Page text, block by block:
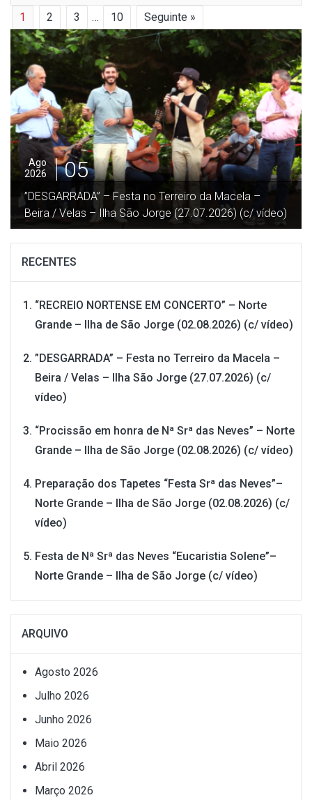
1 2 3 … 10 Seguinte »
Ago
2026
04
“Procissão em honra de Nª Srª das Neves” – Norte
Grande – Ilha de São Jorge (02.08.2026) (c/ vídeo)
RECENTES
“RECREIO NORTENSE EM CONCERTO” – Norte
Grande – Ilha de São Jorge (02.08.2026) (c/ vídeo)
”DESGARRADA” – Festa no Terreiro da Macela –
Beira / Velas – Ilha São Jorge (27.07.2026) (c/
vídeo)
“Procissão em honra de Nª Srª das Neves” – Norte
Grande – Ilha de São Jorge (02.08.2026) (c/ vídeo)
Preparação dos Tapetes “Festa Srª das Neves”–
Norte Grande – Ilha de São Jorge (02.08.2026) (c/
vídeo)
Festa de Nª Srª das Neves “Eucaristia Solene”–
Norte Grande – Ilha de São Jorge (c/ vídeo)
ARQUIVO
Agosto 2026
Julho 2026
Junho 2026
Maio 2026
Abril 2026
Março 2026